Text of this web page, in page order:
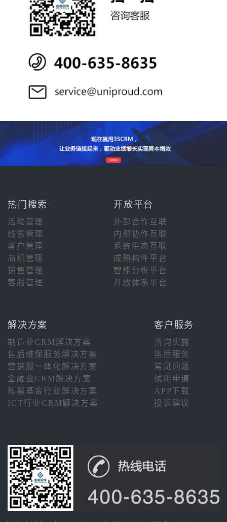
热门搜索 开放平台
活动管理
外部合作互联
线索管理
内部协作互联
客户管理
系统生态互联
商机管理
成熟构件平台
销售管理
智能分析平台
客服管理
开放体系平台
解决方案 客户服务
制造业CRM解决方案
咨询实施
售后维保服务解决方案
售后服务
营销服一体化解决方案
常见问题
金融业CRM解决方案
试用申请
私募基金行业解决方案
APP下载
ICT行业CRM解决方案
投诉建议